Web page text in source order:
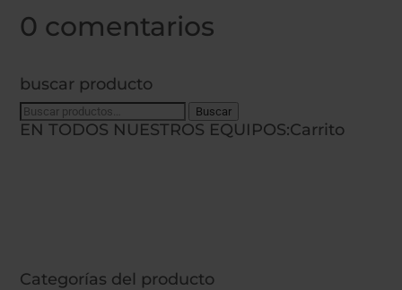
0 comentarios
buscar producto
Buscar
por:
Buscar
EN TODOS NUESTROS EQUIPOS:Carrito
Categorías del producto